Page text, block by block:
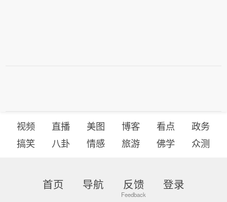
视频 直播 美图 博客 看点
政务
搞笑
八卦 情感 旅游 佛学 众测
首页 导航 反馈 登录